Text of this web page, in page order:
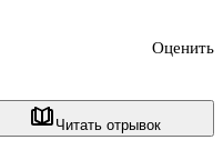
Читать отрывок
Оценить